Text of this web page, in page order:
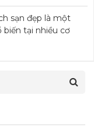
sạn đẹp là một
tại nhiều cơ